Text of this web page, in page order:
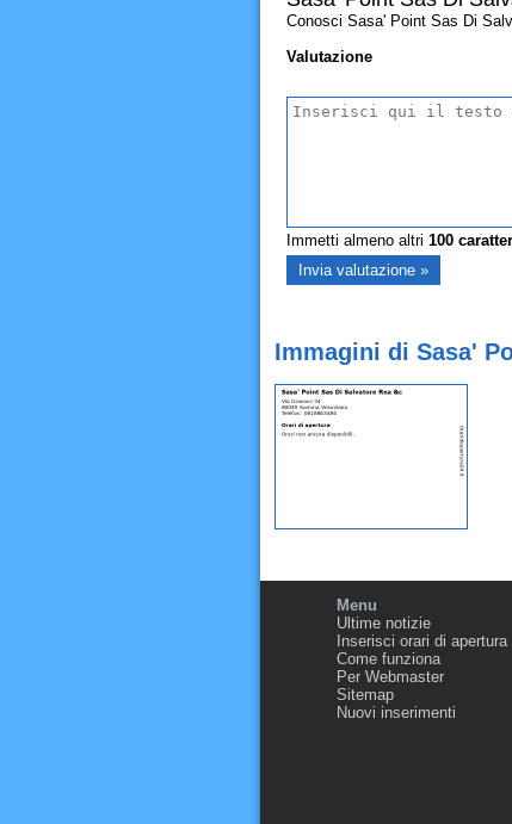
Conosci Sasa' Point Sas Di
Valutazione
Immetti almeno altri 100
Immagini di Sasa'
Menu
Ultime notizie
Inserisci orari di apertura
Come funziona
Per Webmaster
Sitemap
Nuovi inserimenti